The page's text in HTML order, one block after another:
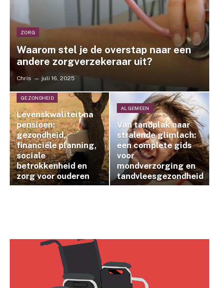
ZORG
Waarom stel je de overstap naar een
andere zorgverzekeraar uit?
Chris juli 16, 2025
GEZONDHEID
Levenskwaliteit na
pensioen:
gezondheid,
financiële planning,
sociale
betrokkenheid en
zorg voor ouderen
ALGEMEEN
Van tandplak naar
stralende glimlach:
een complete gids
voor
mondverzorging en
tandvleesgezondheid